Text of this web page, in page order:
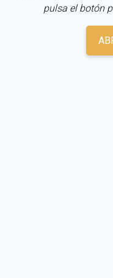
pulsa el botón